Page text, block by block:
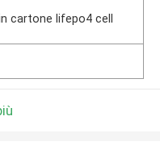
cartone lifepo4 cell